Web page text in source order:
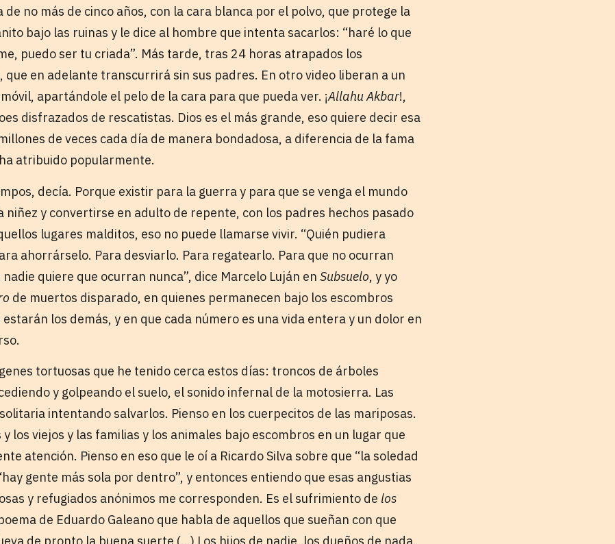
de no más de cinco años, con la cara blanca por el polvo, que protege la
bajo las ruinas y le dice al hombre que intenta sacarlos: “haré lo que
puedo ser tu criada”. Más tarde, tras 24 horas atrapados los
que en adelante transcurrirá sin sus padres. En otro video liberan a un
apartándole el pelo de la cara para que pueda ver. ¡Allahu Akbar!,
disfrazados de rescatistas. Dios es el más grande, eso quiere decir esa
de veces cada día de manera bondadosa, a diferencia de la fama
atribuido popularmente.
decía. Porque existir para la guerra y para que se venga el mundo
niñez y convertirse en adulto de repente, con los padres hechos pasado
lugares malditos, eso no puede llamarse vivir. “Quién pudiera
ahorrárselo. Para desviarlo. Para regatearlo. Para que no ocurran
nadie quiere que ocurran nunca”, dice Marcelo Luján en Subsuelo, y yo
de muertos disparado, en quienes permanecen bajo los escombros
los demás, y en que cada número es una vida entera y un dolor en
tortuosas que he tenido cerca estos días: troncos de árboles
y golpeando el suelo, el sonido infernal de la motosierra. Las
intentando salvarlos. Pienso en los cuerpecitos de las mariposas.
y los viejos y las familias y los animales bajo escombros en un lugar que
atención. Pienso en eso que le oí a Ricardo Silva sobre que “la soledad
gente más sola por dentro”, y entonces entiendo que esas angustias
y refugiados anónimos me corresponden. Es el sufrimiento de los
de Eduardo Galeano que habla de aquellos que sueñan con que